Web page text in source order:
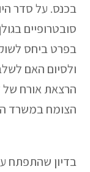
בכנס. על סדר
סובטרופיים
בפרט ביחס
ולסיום האם
הרצאת אורח של
הצומח במשרד
בדיון שהתפתח